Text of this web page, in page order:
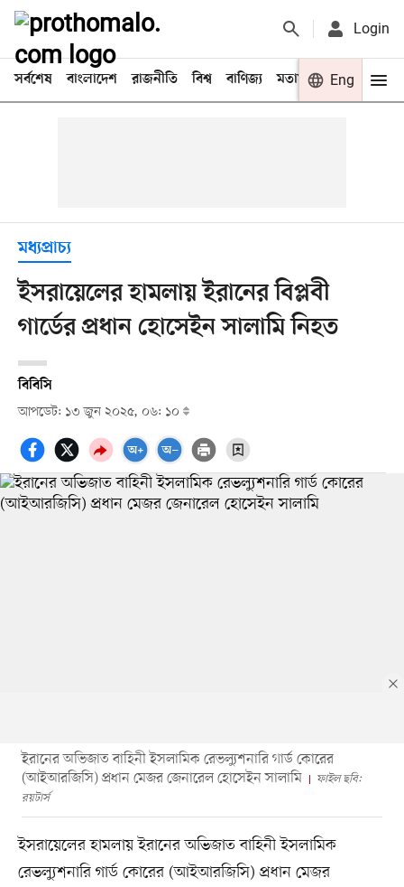
Login
সর্বশেষ বাংলাদেশ রাজনীতি বিশ্ব বাণিজ্য মতামত খেলা
Eng
মধ্যপ্রাচ্য
ইসরায়েলের হামলায় ইরানের বিপ্লবী
গার্ডের প্রধান হোসেইন সালামি নিহত
বিবিসি
আপডেট: ১৩ জুন ২০২৫, ০৬: ১০
ইরানের অভিজাত বাহিনী ইসলামিক রেভল্যুশনারি গার্ড কোরের
(আইআরজিসি) প্রধান মেজর জেনারেল হোসেইন সালামি
ফাইল ছবি:
রয়টার্স
ইসরায়েলের হামলায় ইরানের অভিজাত বাহিনী ইসলামিক
রেভল্যুশনারি গার্ড কোরের (আইআরজিসি) প্রধান মেজর